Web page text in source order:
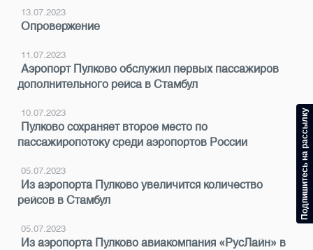
13.07.2023
Опровержение
11.07.2023
Аэропорт Пулково обслужил первых пассажиров
дополнительного рейса в Стамбул
10.07.2023
Пулково сохраняет второе место по
пассажиропотоку среди аэропортов России
05.07.2023
Из аэропорта Пулково увеличится количество
рейсов в Стамбул
05.07.2023
Из аэропорта Пулково авиакомпания «РусЛайн» в
Подпишитесь на рассылку